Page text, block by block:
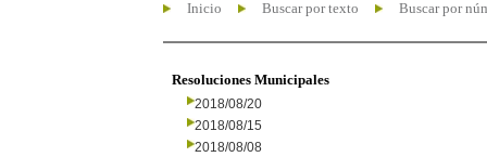
Inicio Buscar por texto Buscar por
Resoluciones Municipales
2018/08/20
2018/08/15
2018/08/08